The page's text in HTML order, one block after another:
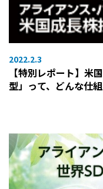
2022.2.3
【特別レポート】米
型」って、どんな仕組